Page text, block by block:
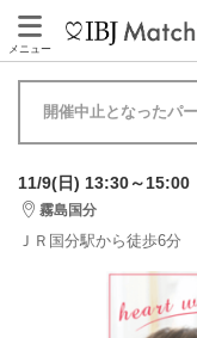
メニュー
開催中止となったパ
11/9(日) 13:30～15:00
霧島国分
ＪＲ国分駅から徒歩6分